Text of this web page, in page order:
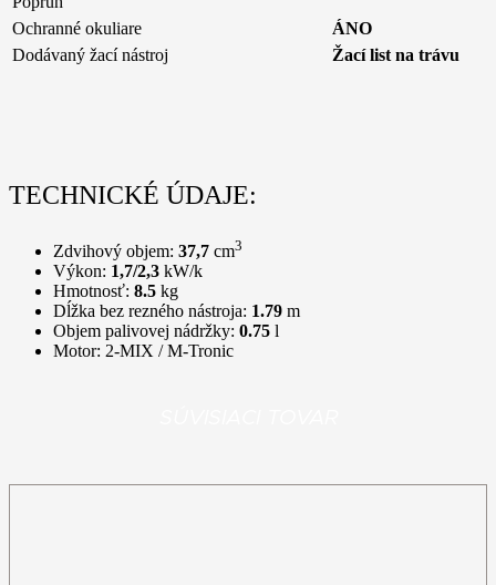
Ochranné okuliare
ÁNO
Dodávaný žací nástroj
Žací list na trávu
TECHNICKÉ ÚDAJE:
Zdvihový objem: 37,7 cm3
Výkon: 1,7/2,3 kW/k
Hmotnosť: 8.5 kg
Dĺžka bez rezného nástroja: 1.79 m
Objem palivovej nádržky: 0.75 l
Motor: 2-MIX / M-Tronic